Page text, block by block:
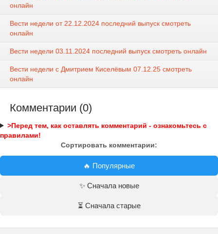
онлайн
Вести недели от 22.12.2024 последний выпуск смотреть
онлайн
Вести недели 03.11.2024 последний выпуск смотреть онлайн
Вести недели с Дмитрием Киселёвым 07.12.25 смотреть
онлайн
Комментарии (0)
>Перед тем, как оставлять комментарий - ознакомьтесь с
правилами!
Сортировать комментарии:
🔥 Популярные
✨ Сначала новые
⏳ Сначала старые